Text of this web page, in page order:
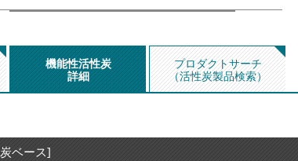
機能性活性炭
詳細
プロダクトサーチ
（活性炭製品検索）
ベース]